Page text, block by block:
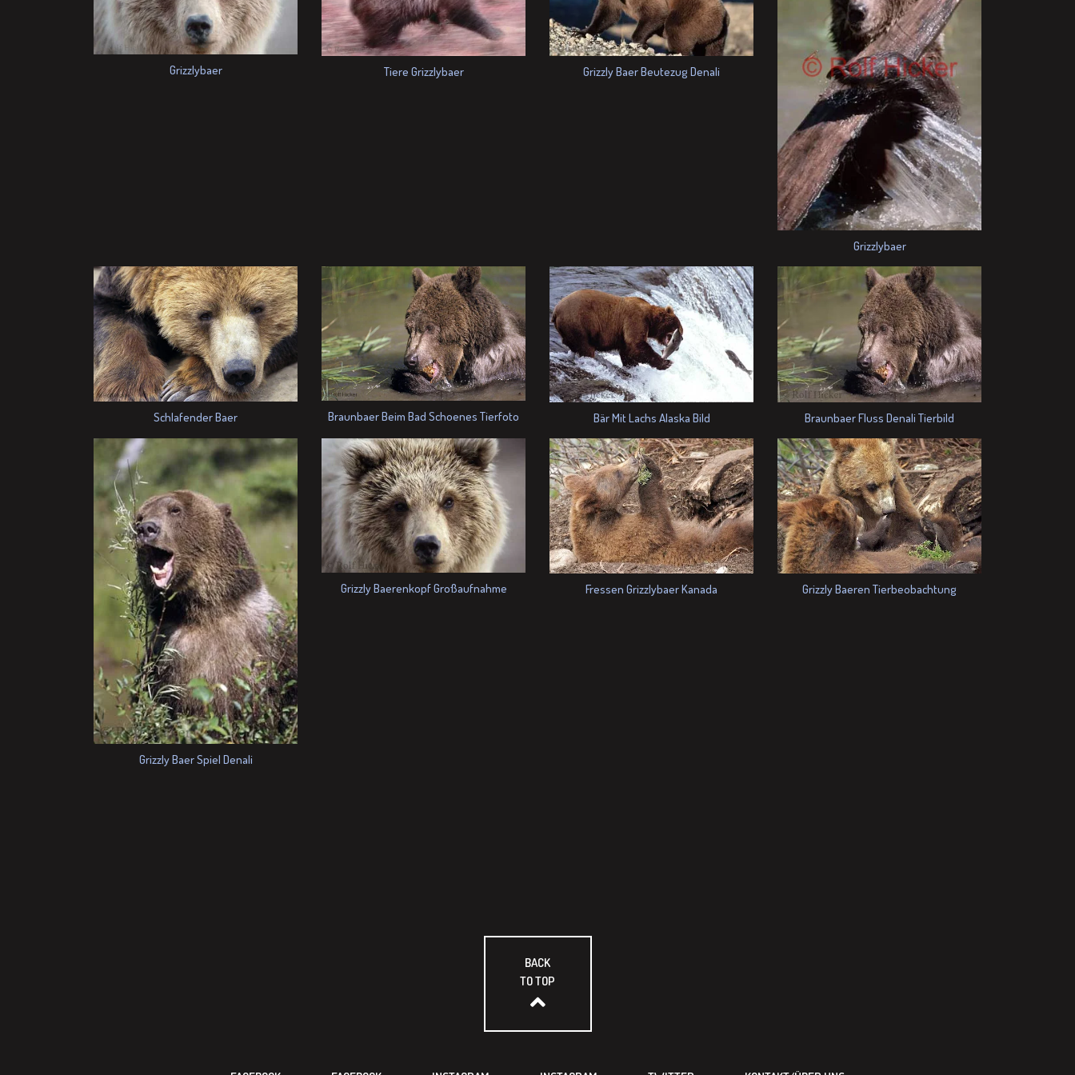
Grizzlybaer Tiere Grizzlybaer Grizzly Baer Beutezug Denali
Grizzlybaer
Schlafender Baer Braunbaer Beim Bad Schoenes Tierfoto Bär Mit Lachs Alaska Bild Braunbaer Fluss Denali Tierbild
Grizzly Baer Spiel Denali
Grizzly Baerenkopf Großaufnahme Fressen Grizzlybaer Kanada Grizzly Baeren Tierbeobachtung
BACK
TO TOP